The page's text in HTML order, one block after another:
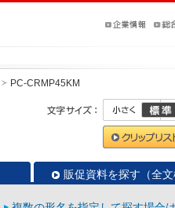
PC-CRMP45KM
販促資料を探す（全文